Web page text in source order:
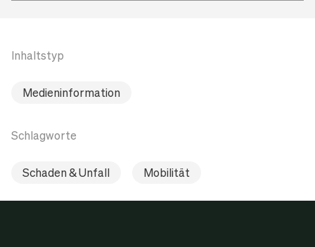
Inhaltstyp
Medieninformation
Schlagworte
Schaden & Unfall Mobilität